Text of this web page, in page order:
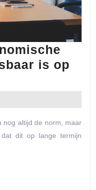
is op
nog altijd de norm, maar
dit op lange termijn